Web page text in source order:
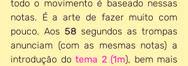
todo o movimento é baseado nessas
notas. É a arte de fazer muito com
pouco. Aos 58 segundos as trompas
anunciam (com as mesmas notas) a
introdução do tema 2 (1m), bem mais